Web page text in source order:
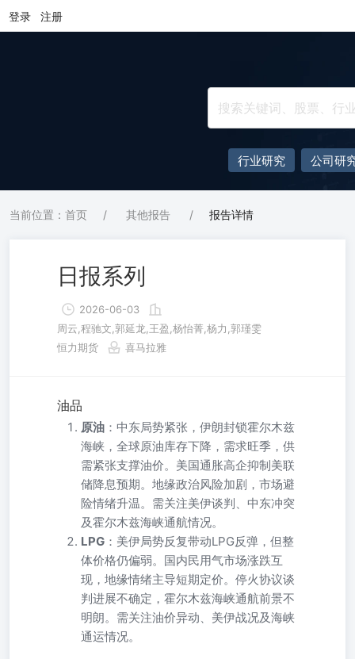
登录 注册
行业研究 公司研
当前位置：首页 / 其他报告 / 报告详情
日报系列
2026-06-03
周云,程驰文,郭延龙,王盈,杨怡菁,杨力,郭瑾雯
恒力期货
喜马拉雅
油品
原油 ：中东局势紧张，伊朗封锁霍尔木兹
海峡，全球原油库存下降，需求旺季，供
需紧张支撑油价。美国通胀高企抑制美联
储降息预期。地缘政治风险加剧，市场避
险情绪升温。需关注美伊谈判、中东冲突
及霍尔木兹海峡通航情况。
LPG ：美伊局势反复带动LPG反弹，但整
体价格仍偏弱。国内民用气市场涨跌互
现，地缘情绪主导短期定价。停火协议谈
判进展不确定，霍尔木兹海峡通航前景不
明朗。需关注油价异动、美伊战况及海峡
通运情况。